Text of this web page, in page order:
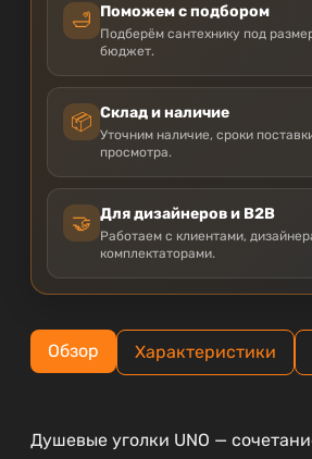
🛁 Поможем с подбором
Подберём сантехнику под
бюджет.
📦 Склад и наличие
Уточним наличие, сроки
просмотра.
🤝 Для дизайнеров и B2B
Работаем с клиентами,
комплектаторами.
Обзор Характеристики
Душевые уголки UNO —